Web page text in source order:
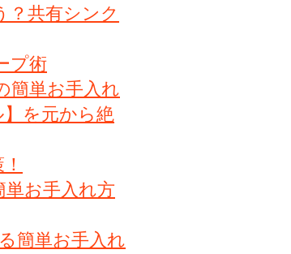
？共有シンク
プ術
簡単お手入れ
を元から絶
お手入れ方
簡単お手入れ